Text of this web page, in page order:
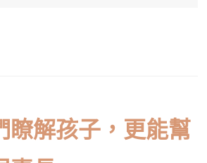
瞭解孩子，更能幫